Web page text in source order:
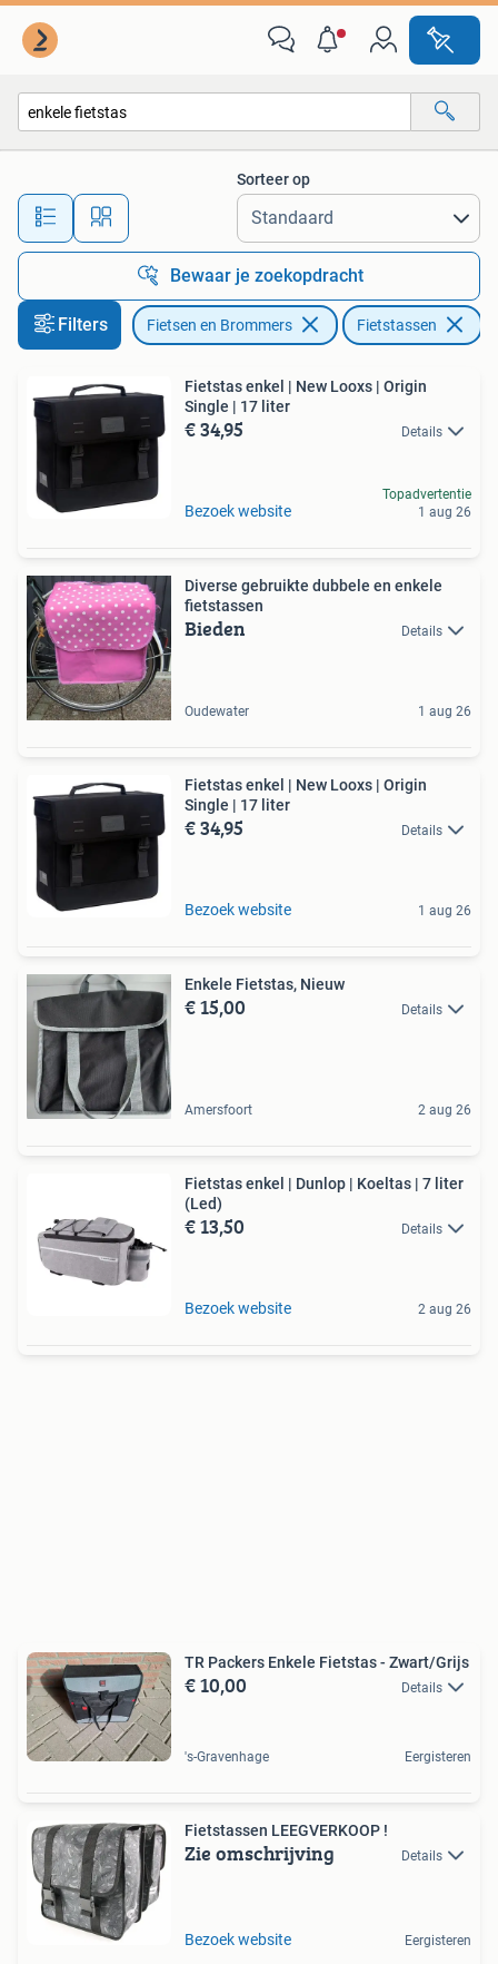
Alle afstanden…
Sorteer op
Bewaar je zoekopdracht
Filters Fietsen en Brommers Fietstassen
Fietstas enkel | New Looxs | Origin
Single | 17 liter
€ 34,95 Details
Bezoek website
Topadvertentie
1 aug 26
Diverse gebruikte dubbele en enkele
fietstassen
Bieden Details
Oudewater 1 aug 26
Fietstas enkel | New Looxs | Origin
Single | 17 liter
€ 34,95 Details
Bezoek website 1 aug 26
Enkele Fietstas, Nieuw
€ 15,00 Details
Amersfoort 2 aug 26
Fietstas enkel | Dunlop | Koeltas | 7 liter
(Led)
€ 13,50 Details
Bezoek website 2 aug 26
TR Packers Enkele Fietstas - Zwart/Grijs
€ 10,00 Details
's-Gravenhage Eergisteren
Fietstassen LEEGVERKOOP !
Zie omschrijving Details
Bezoek website Eergisteren